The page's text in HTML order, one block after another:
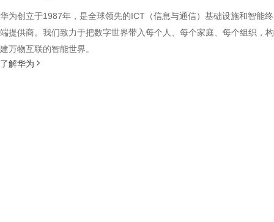
华为创立于1987年，是全球领先的ICT（信息与通信）基础设施和智能终
端提供商。我们致力于把数字世界带入每个人、每个家庭、每个组织，构
建万物互联的智能世界。
了解华为